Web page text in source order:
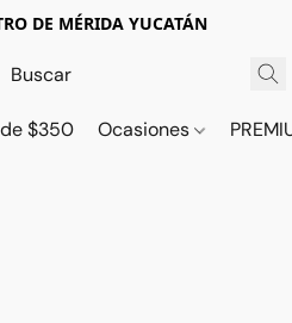
DE MÉRIDA YUCATÁN
$350 Ocasiones